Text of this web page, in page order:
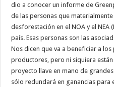
dio a conocer un informe de
de las personas que
desforestación en el NOA y el NEA
país. Esas personas son las
Nos dicen que va a beneficiar a
productores, pero ni siquiera
proyecto llave en mano de
sólo redundará en ganancias para